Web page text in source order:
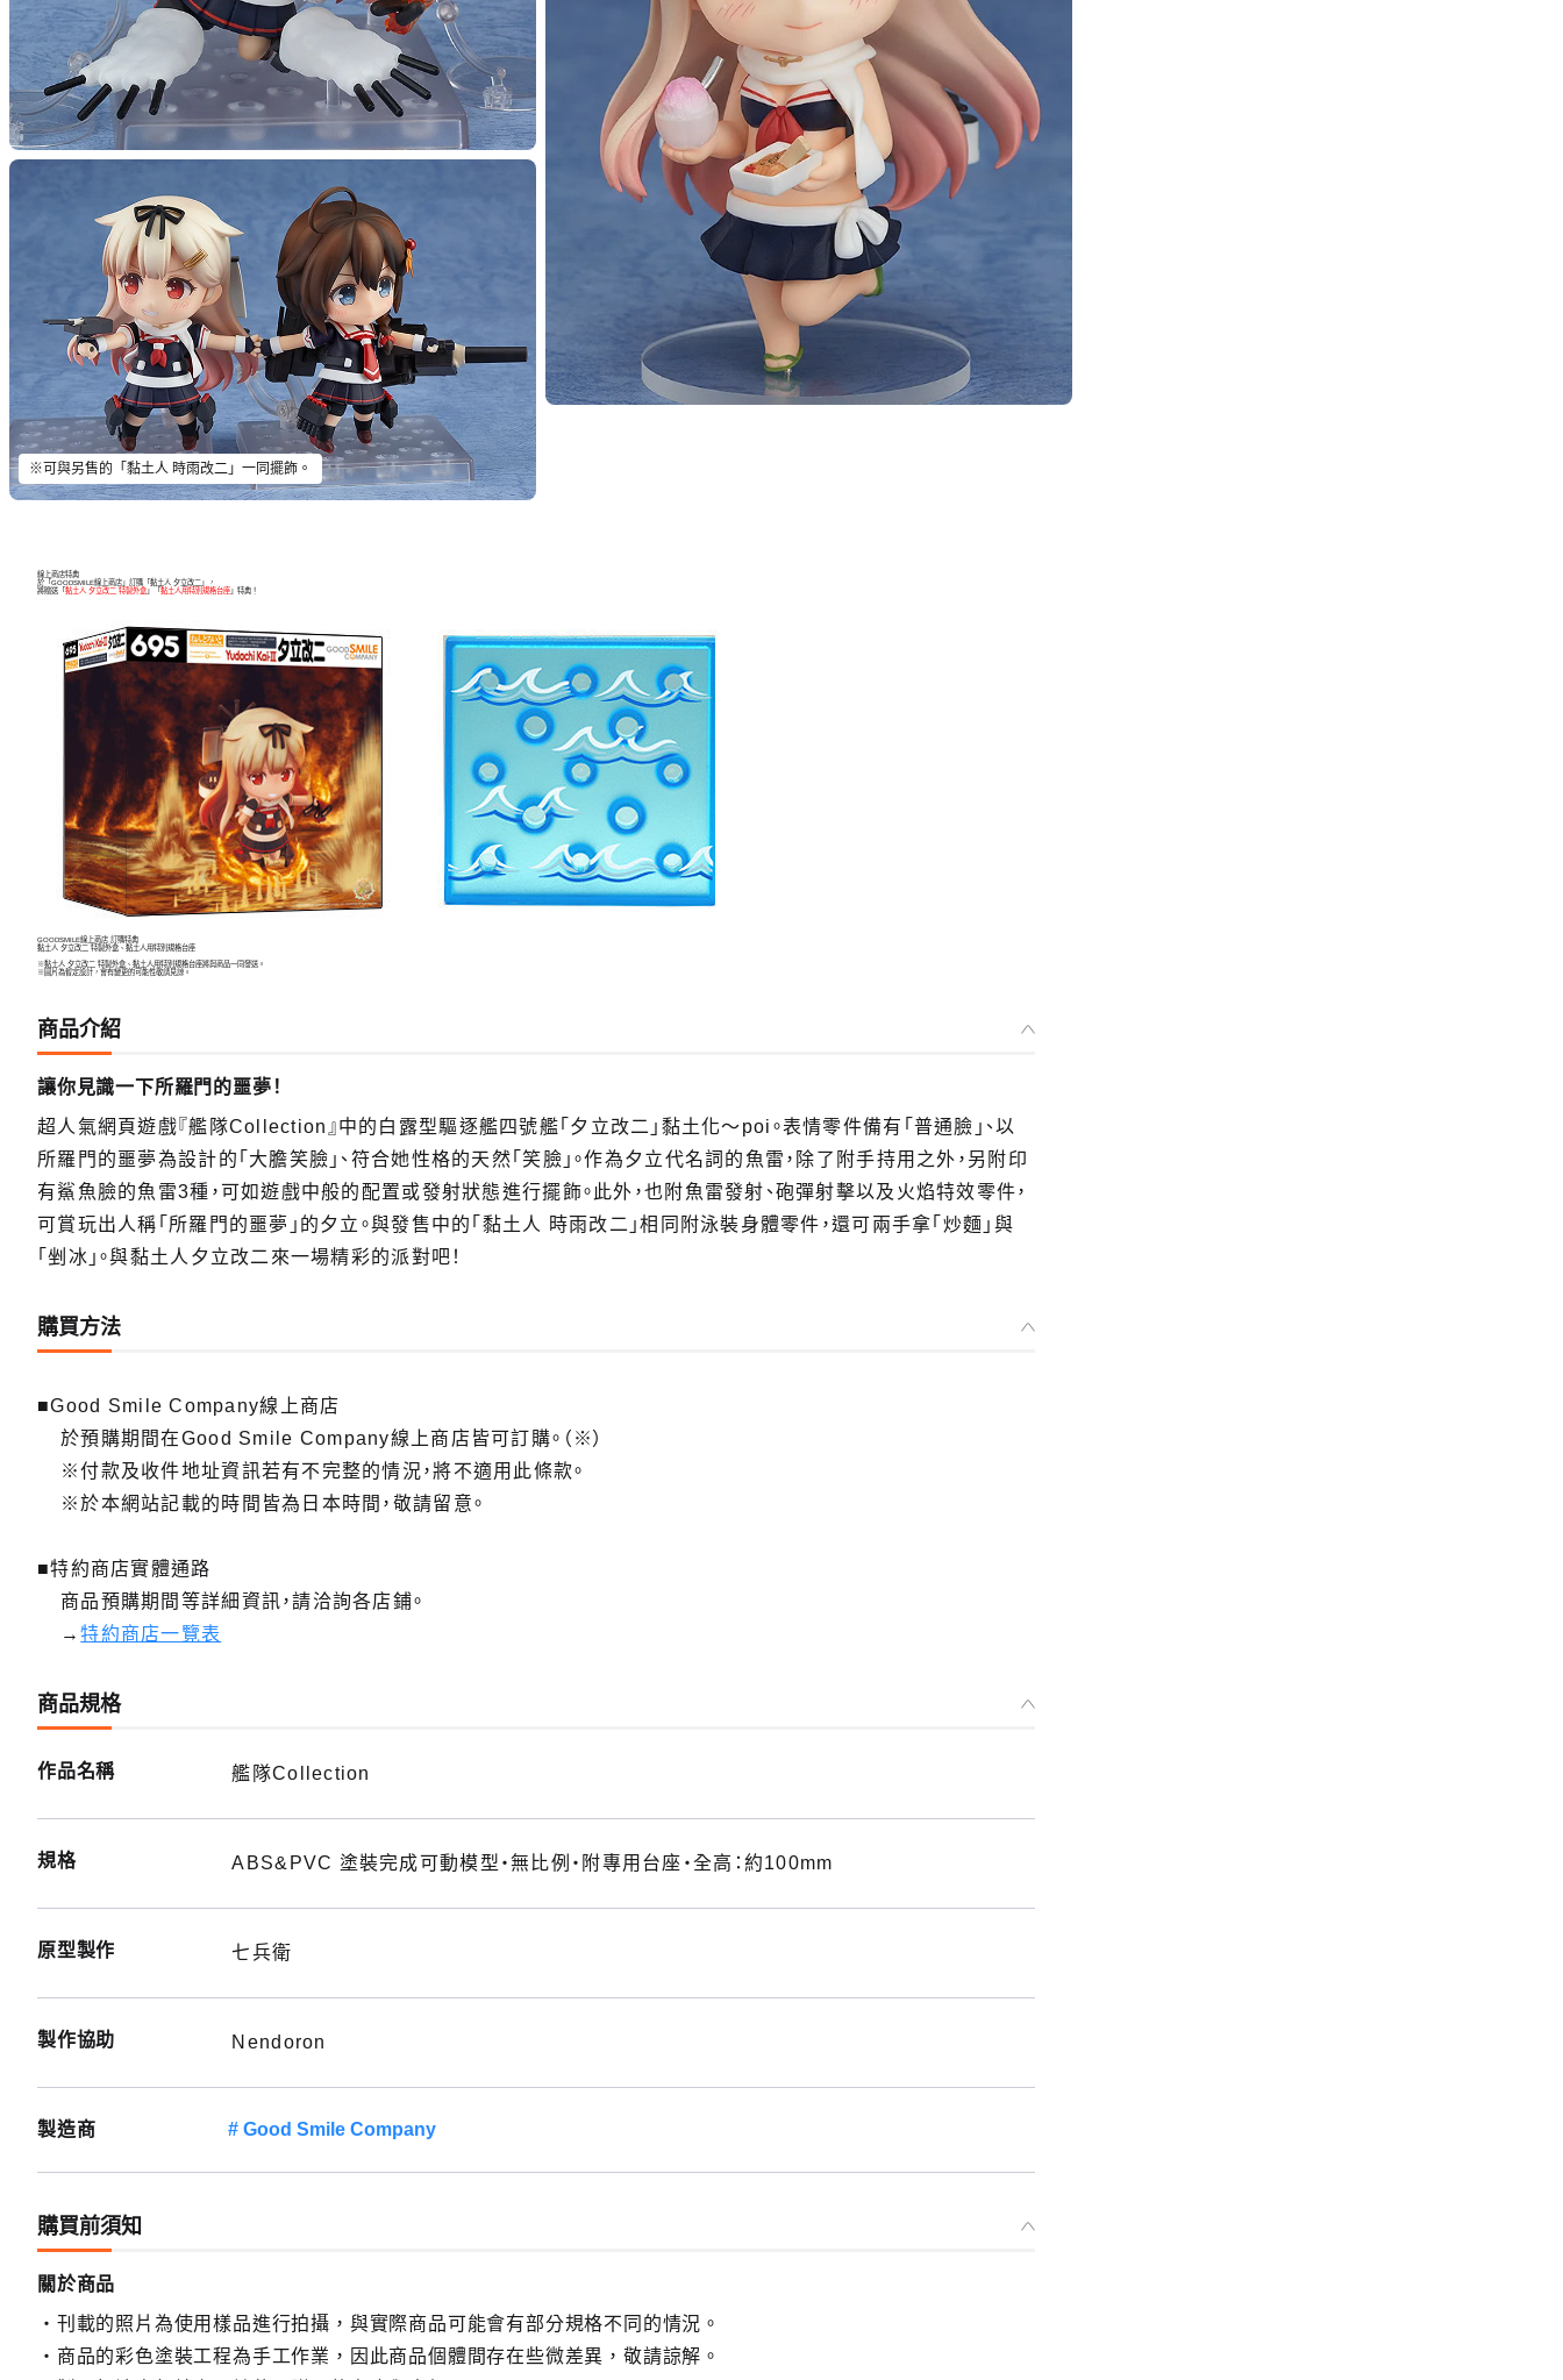
※可與另售的「黏土人 時雨改二」一同擺飾。
線上商店特典
於「GOODSMILE線上商店」訂購「黏土人 夕立改二」，
將贈送「黏土人 夕立改二 特製外盒」「黏土人用特別規格台座」特典！
GOODSMILE線上商店 訂購特典
黏土人 夕立改二 特製外盒、黏土人用特別規格台座
※黏土人 夕立改二 特製外盒、黏土人用特別規格台座將與商品一同發送。
※圖片為暫定設計，會有變更的可能性敬請見諒。
商品介紹
讓你見識一下所羅門的噩夢！
超人氣網頁遊戲『艦隊Collection』中的白露型驅逐艦四號艦「夕立改二」黏土化～poi。表情零件備有「普通臉」、以
所羅門的噩夢為設計的「大膽笑臉」、符合她性格的天然「笑臉」。作為夕立代名詞的魚雷，除了附手持用之外，另附印
有鯊魚臉的魚雷3種，可如遊戲中般的配置或發射狀態進行擺飾。此外，也附魚雷發射、砲彈射擊以及火焰特效零件，
可賞玩出人稱「所羅門的噩夢」的夕立。與發售中的「黏土人 時雨改二」相同附泳裝身體零件，還可兩手拿「炒麵」與
「剉冰」。與黏土人夕立改二來一場精彩的派對吧！
購買方法
■Good Smile Company線上商店
於預購期間在Good Smile Company線上商店皆可訂購。（※）
※付款及收件地址資訊若有不完整的情況，將不適用此條款。
※於本網站記載的時間皆為日本時間，敬請留意。
■特約商店實體通路
商品預購期間等詳細資訊，請洽詢各店鋪。
→特約商店一覽表
商品規格
作品名稱 艦隊Collection
規格 ABS&PVC 塗裝完成可動模型・無比例・附專用台座・全高：約100mm
原型製作 七兵衛
製作協助 Nendoron
製造商 Good Smile Company
購買前須知
關於商品
刊載的照片為使用樣品進行拍攝，與實際商品可能會有部分規格不同的情況。
商品的彩色塗裝工程為手工作業，因此商品個體間存在些微差異，敬請諒解。